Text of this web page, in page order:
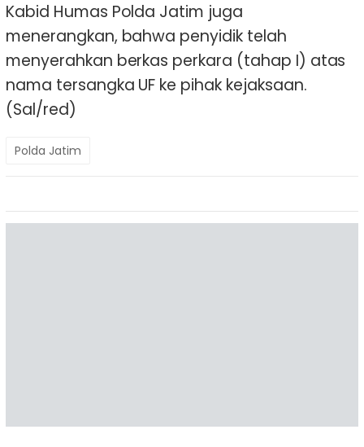
Kabid Humas Polda Jatim juga
menerangkan, bahwa penyidik telah
menyerahkan berkas perkara (tahap I) atas
nama tersangka UF ke pihak kejaksaan.
(Sal/red)
Polda Jatim